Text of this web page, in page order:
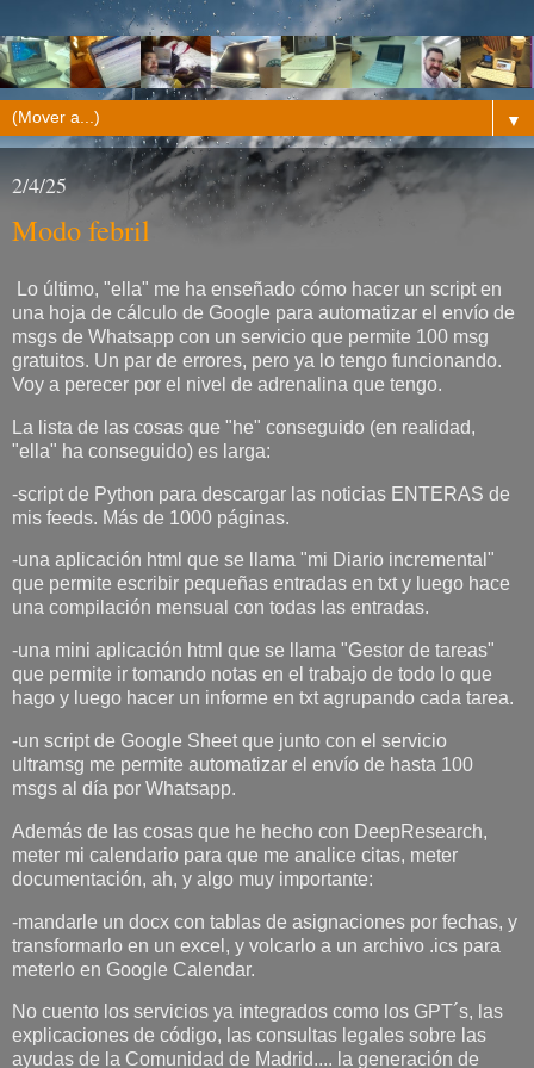
▼
2/4/25
Modo febril
Lo último, "ella" me ha enseñado cómo hacer un script en
una hoja de cálculo de Google para automatizar el envío de
msgs de Whatsapp con un servicio que permite 100 msg
gratuitos. Un par de errores, pero ya lo tengo funcionando.
Voy a perecer por el nivel de adrenalina que tengo.
La lista de las cosas que "he" conseguido (en realidad,
"ella" ha conseguido) es larga:
-script de Python para descargar las noticias ENTERAS de
mis feeds. Más de 1000 páginas.
-una aplicación html que se llama "mi Diario incremental"
que permite escribir pequeñas entradas en txt y luego hace
una compilación mensual con todas las entradas.
-una mini aplicación html que se llama "Gestor de tareas"
que permite ir tomando notas en el trabajo de todo lo que
hago y luego hacer un informe en txt agrupando cada tarea.
-un script de Google Sheet que junto con el servicio
ultramsg me permite automatizar el envío de hasta 100
msgs al día por Whatsapp.
Además de las cosas que he hecho con DeepResearch,
meter mi calendario para que me analice citas, meter
documentación, ah, y algo muy importante:
-mandarle un docx con tablas de asignaciones por fechas, y
transformarlo en un excel, y volcarlo a un archivo .ics para
meterlo en Google Calendar.
No cuento los servicios ya integrados como los GPT´s, las
explicaciones de código, las consultas legales sobre las
ayudas de la Comunidad de Madrid.... la generación de